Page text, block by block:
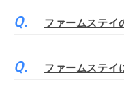
ファームステイ
ファームステイ